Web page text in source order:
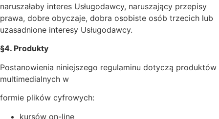
naruszałaby interes Usługodawcy, naruszający przepisy
prawa, dobre obyczaje, dobra osobiste osób trzecich lub
uzasadnione interesy Usługodawcy.
§4. Produkty
Postanowienia niniejszego regulaminu dotyczą produktów
multimedialnych w
formie plików cyfrowych:
kursów on-line